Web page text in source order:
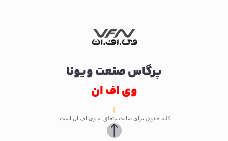
پرگاس صنعت ویونا
وی اف ان
کلیه حقوق برای سایت متعلق به وی اف ان است.